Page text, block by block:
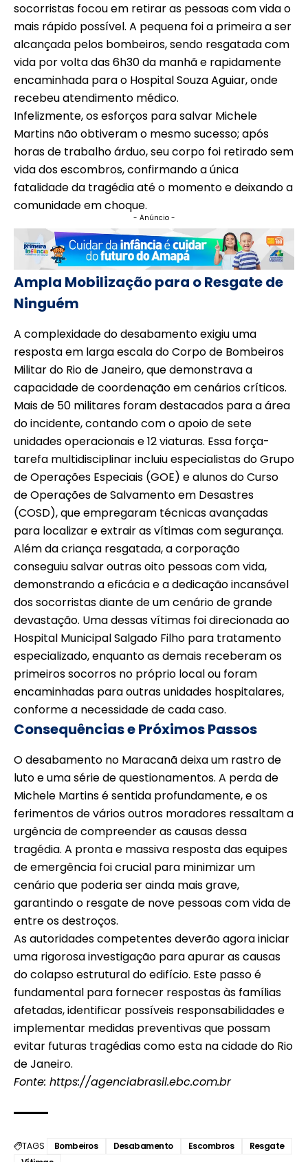
socorristas focou em retirar as pessoas com vida o
mais rápido possível. A pequena foi a primeira a ser
alcançada pelos bombeiros, sendo resgatada com
vida por volta das 6h30 da manhã e rapidamente
encaminhada para o Hospital Souza Aguiar, onde
recebeu atendimento médico.
Infelizmente, os esforços para salvar Michele
Martins não obtiveram o mesmo sucesso; após
horas de trabalho árduo, seu corpo foi retirado sem
vida dos escombros, confirmando a única
fatalidade da tragédia até o momento e deixando a
comunidade em choque.
- Anúncio -
Ampla Mobilização para o Resgate de
Ninguém
A complexidade do desabamento exigiu uma
resposta em larga escala do Corpo de Bombeiros
Militar do Rio de Janeiro, que demonstrava a
capacidade de coordenação em cenários críticos.
Mais de 50 militares foram destacados para a área
do incidente, contando com o apoio de sete
unidades operacionais e 12 viaturas. Essa força-
tarefa multidisciplinar incluiu especialistas do Grupo
de Operações Especiais (GOE) e alunos do Curso
de Operações de Salvamento em Desastres
(COSD), que empregaram técnicas avançadas
para localizar e extrair as vítimas com segurança.
Além da criança resgatada, a corporação
conseguiu salvar outras oito pessoas com vida,
demonstrando a eficácia e a dedicação incansável
dos socorristas diante de um cenário de grande
devastação. Uma dessas vítimas foi direcionada ao
Hospital Municipal Salgado Filho para tratamento
especializado, enquanto as demais receberam os
primeiros socorros no próprio local ou foram
encaminhadas para outras unidades hospitalares,
conforme a necessidade de cada caso.
Consequências e Próximos Passos
O desabamento no Maracanã deixa um rastro de
luto e uma série de questionamentos. A perda de
Michele Martins é sentida profundamente, e os
ferimentos de vários outros moradores ressaltam a
urgência de compreender as causas dessa
tragédia. A pronta e massiva resposta das equipes
de emergência foi crucial para minimizar um
cenário que poderia ser ainda mais grave,
garantindo o resgate de nove pessoas com vida de
entre os destroços.
As autoridades competentes deverão agora iniciar
uma rigorosa investigação para apurar as causas
do colapso estrutural do edifício. Este passo é
fundamental para fornecer respostas às famílias
afetadas, identificar possíveis responsabilidades e
implementar medidas preventivas que possam
evitar futuras tragédias como esta na cidade do Rio
de Janeiro.
Fonte: https://agenciabrasil.ebc.com.br
TAGS Bombeiros Desabamento Escombros
Resgate